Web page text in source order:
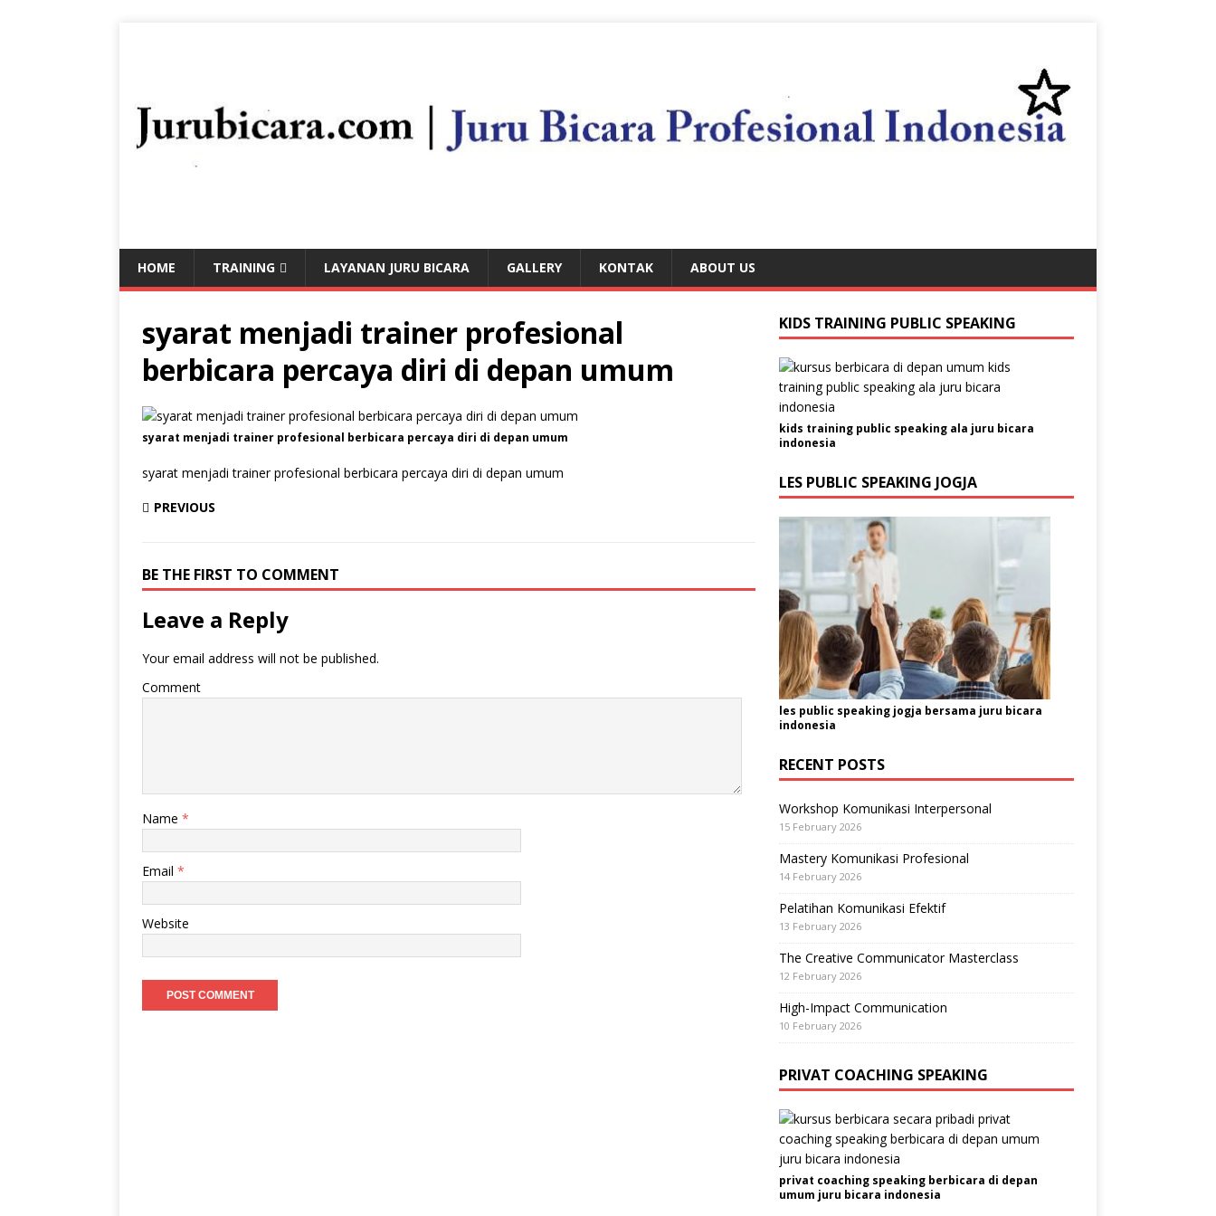
HOME TRAINING LAYANAN JURU BICARA GALLERY KONTAK ABOUT US
syarat menjadi trainer profesional
berbicara percaya diri di depan umum
syarat menjadi trainer profesional berbicara percaya diri di depan umum
syarat menjadi trainer profesional berbicara percaya diri di depan umum
PREVIOUS
BE THE FIRST TO COMMENT
Leave a Reply
Your email address will not be published.
Comment
Name *
Email *
Website
KIDS TRAINING PUBLIC SPEAKING
kids training public speaking ala juru bicara
indonesia
LES PUBLIC SPEAKING JOGJA
les public speaking jogja bersama juru bicara
indonesia
RECENT POSTS
Workshop Komunikasi Interpersonal
15 February 2026
Mastery Komunikasi Profesional
14 February 2026
Pelatihan Komunikasi Efektif
13 February 2026
The Creative Communicator Masterclass
12 February 2026
High-Impact Communication
10 February 2026
PRIVAT COACHING SPEAKING
privat coaching speaking berbicara di depan
umum juru bicara indonesia